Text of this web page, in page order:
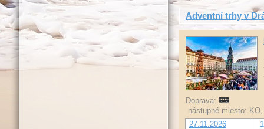
Adventní trhy v
Doprava:
nástupné miesto:
27.11.2026